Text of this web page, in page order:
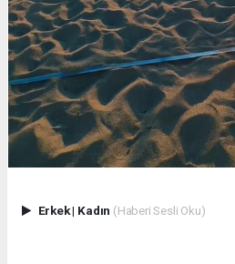
Erkek| Kadın (Haberi Sesli Oku)